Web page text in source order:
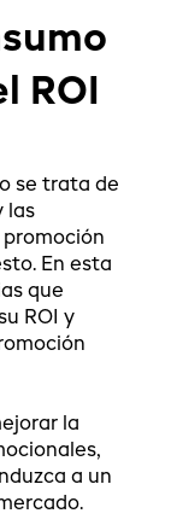
ROI
se trata de
las
En esta
que
ROI y
la
a un